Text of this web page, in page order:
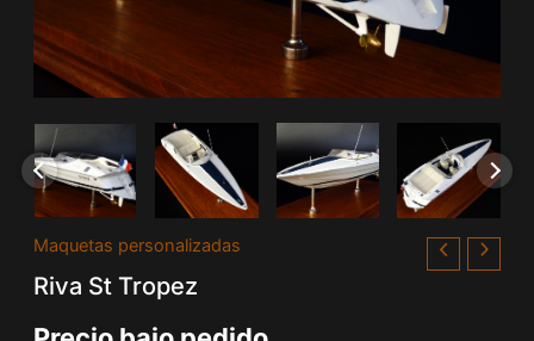
Maquetas personalizadas
Riva St Tropez